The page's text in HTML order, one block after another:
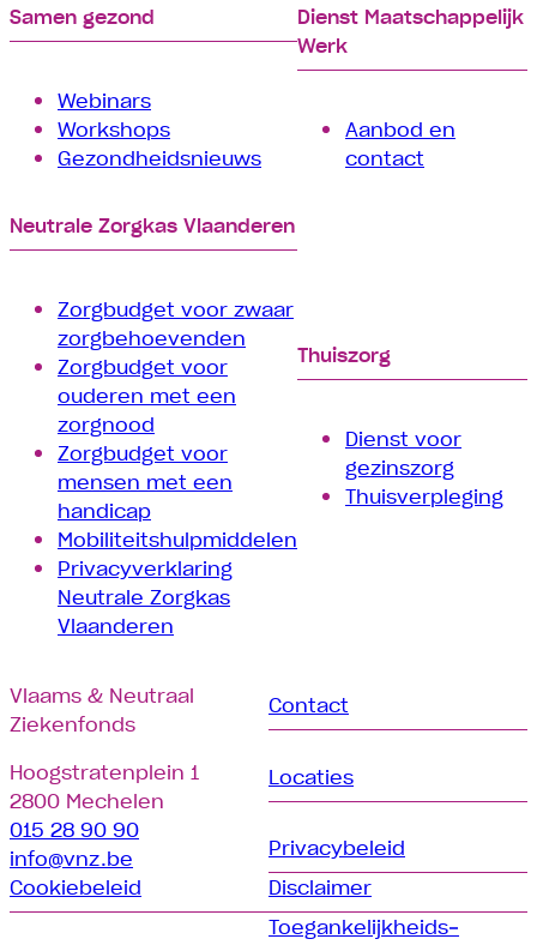
Samen gezond
Webinars
Workshops
Gezondheidsnieuws
Dienst Maatschappelijk
Werk
Aanbod en
contact
Neutrale Zorgkas Vlaanderen
Zorgbudget voor zwaar
zorgbehoevenden
Zorgbudget voor
ouderen met een
zorgnood
Zorgbudget voor
mensen met een
handicap
Mobiliteitshulpmiddelen
Privacyverklaring
Neutrale Zorgkas
Vlaanderen
Thuiszorg
Dienst voor
gezinszorg
Thuisverpleging
Vlaams & Neutraal
Ziekenfonds
Hoogstratenplein 1
2800 Mechelen
015 28 90 90
info@vnz.be
Contact
Locaties
Privacybeleid
Cookiebeleid
Disclaimer
Toegankelijkheids­­